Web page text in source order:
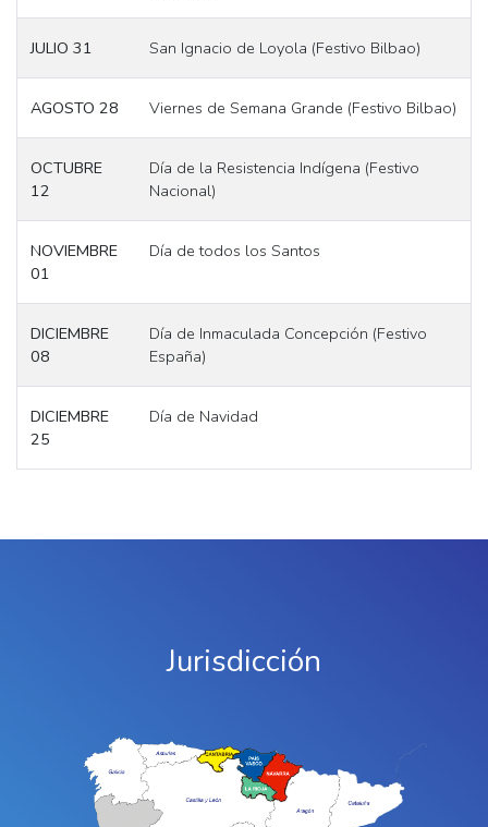
JULIO 31 San Ignacio de Loyola (Festivo Bilbao)
AGOSTO 28 Viernes de Semana Grande (Festivo Bilbao)
OCTUBRE
12
Día de la Resistencia Indígena (Festivo
Nacional)
NOVIEMBRE
01
Día de todos los Santos
DICIEMBRE
08
Día de Inmaculada Concepción (Festivo
España)
DICIEMBRE
25
Día de Navidad
Jurisdicción